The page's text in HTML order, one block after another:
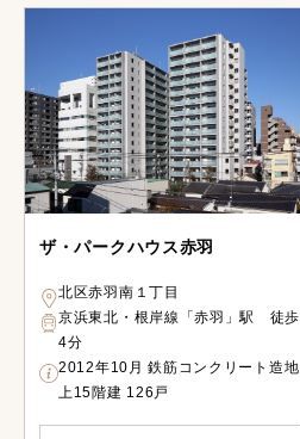
ザ・パークハウス赤羽
北区赤羽南１丁目
京浜東北・根岸線「赤羽」駅 徒歩
4分
2012年10月 鉄筋コンクリート造地
上15階建 126戸